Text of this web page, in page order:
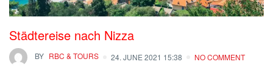
Städtereise nach Nizza
BY RBC & TOURS 24. JUNE 2021 15:38 NO COMMENT